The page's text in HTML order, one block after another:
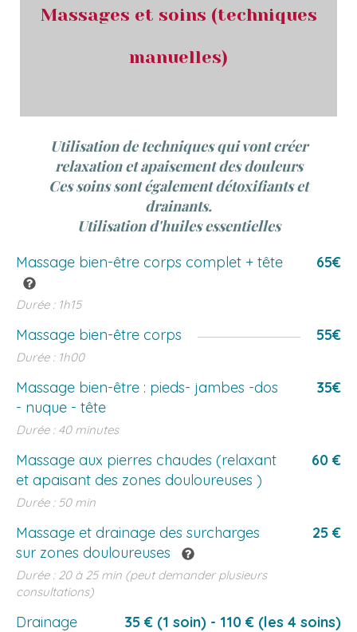
Massages et soins (techniques
manuelles)
Utilisation de techniques qui vont créer
relaxation et apaisement des douleurs
Ces soins sont également détoxifiants et
drainants.
Utilisation d'huiles essentielles
65€
Massage bien-être corps complet + tête
Durée : 1h15
55€
Massage bien-être corps
Durée : 1h00
35€
Massage bien-être : pieds- jambes -dos
- nuque - tête
Durée : 40 minutes
60 €
Massage aux pierres chaudes (relaxant
et apaisant des zones douloureuses )
Durée : 50 min
25 €
Massage et drainage des surcharges
sur zones douloureuses
Durée : 20 à 25 min (peut demander plusieurs
consultations)
35 € (1 soin) - 110 € (les 4 soins)
Drainage